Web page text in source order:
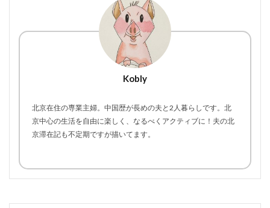
Kobly
北京在住の専業主婦。中国歴が長めの夫と2人暮らしです。北
京中心の生活を自由に楽しく、なるべくアクティブに！夫の北
京滞在記も不定期ですが描いてます。